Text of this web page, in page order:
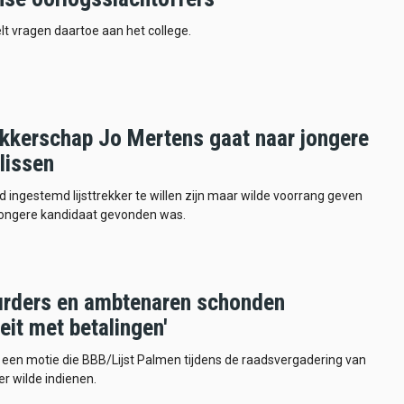
vragen daartoe aan het college.
Jo Mertens gaat naar jongere
ingestemd lijsttrekker te willen zijn maar wilde voorrang geven
kandidaat gevonden was.
en ambtenaren schonden
met betalingen'
motie die BBB/Lijst Palmen tijdens de raadsvergadering van
wilde indienen.